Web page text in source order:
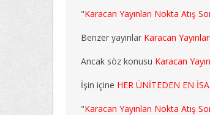
"Karacan Yayınları Nokta Atış
Benzer yayınlar Karacan
Ancak söz konusu Karacan
İşin içine HER ÜNİTEDEN EN
"Karacan Yayınları Nokta Atış